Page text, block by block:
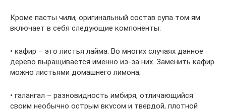
Кроме пасты чили, оригинальный состав супа том ям
включает в себя следующие компоненты:
• кафир – это листья лайма. Во многих случаях данное
дерево выращивается именно из-за них. Заменить кафир
можно листьями домашнего лимона;
• галангал – разновидность имбиря, отличающийся
своим необычно острым вкусом и твердой, плотной